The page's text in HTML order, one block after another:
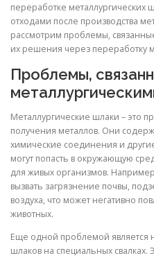
переработке металлургических
отходами после производства
рассмотрим проблемы,
их решения через переработку
Проблемы,
Металлургические шлаки – это
получения металлов. Они
химические соединения и
могут попасть в окружающую
для живых организмов.
вызвать загрязнение почвы,
воздуха, что может негативно
животных.
Еще одной проблемой является
шлаков на специальных